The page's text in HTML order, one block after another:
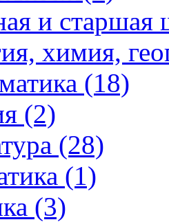
и старшая
химия,
(18)
(2)
(28)
(1)
(3)